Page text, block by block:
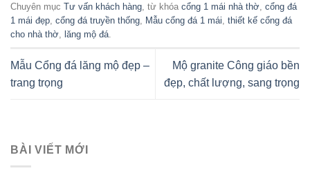
Chuyên mục Tư vấn khách hàng , từ khóa cổng 1 mái nhà thờ cổng đá
1 mái đẹp cổng đá truyền thống Mẫu cổng đá 1 mái thiết kế cổng đá
cho nhà thờ
lăng mộ đá
Mẫu Cổng đá lăng mộ đẹp –
trang trọng
Mộ granite Công giáo bền
đẹp, chất lượng, sang trọng
BÀI VIẾT MỚI